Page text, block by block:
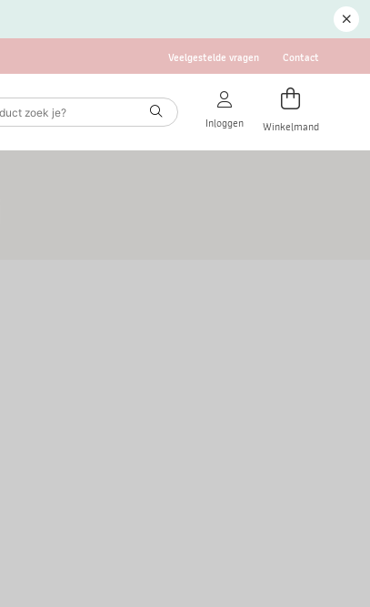
Veelgestelde vragen Contact
Inloggen Winkelmand